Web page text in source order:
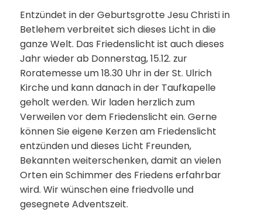
Entzündet in der Geburtsgrotte Jesu Christi in
Betlehem verbreitet sich dieses Licht in die
ganze Welt. Das Friedenslicht ist auch dieses
Jahr wieder ab Donnerstag, 15.12. zur
Roratemesse um 18.30 Uhr in der St. Ulrich
Kirche und kann danach in der Taufkapelle
geholt werden. Wir laden herzlich zum
Verweilen vor dem Friedenslicht ein. Gerne
können Sie eigene Kerzen am Friedenslicht
entzünden und dieses Licht Freunden,
Bekannten weiterschenken, damit an vielen
Orten ein Schimmer des Friedens erfahrbar
wird. Wir wünschen eine friedvolle und
gesegnete Adventszeit.